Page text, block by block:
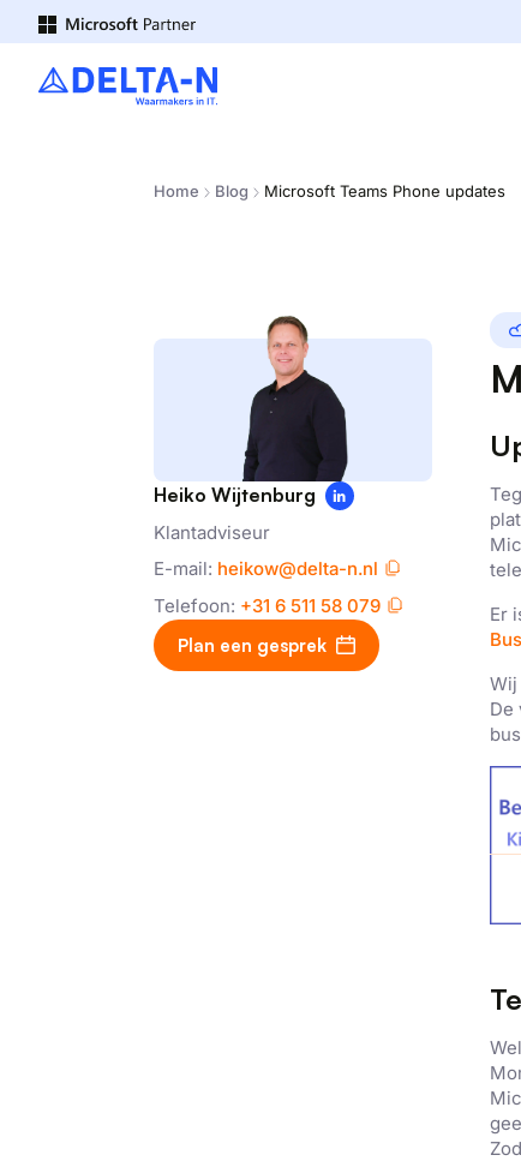
Home Blog Microsoft Teams Phone updates
Er
Wij
De
Heiko Wijtenburg
Klantadviseur
E-mail: heikow@delta-n.nl
Telefoon: +31 6 511 58 079
Plan een gesprek